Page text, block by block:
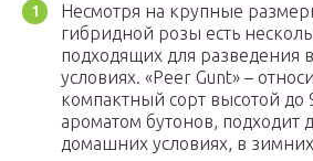
Несмотря на крупные
гибридной розы есть
подходящих для разведения
условиях. «Peer Gunt» –
компактный сорт высотой до
ароматом бутонов, подходит
домашних условиях, в зимних